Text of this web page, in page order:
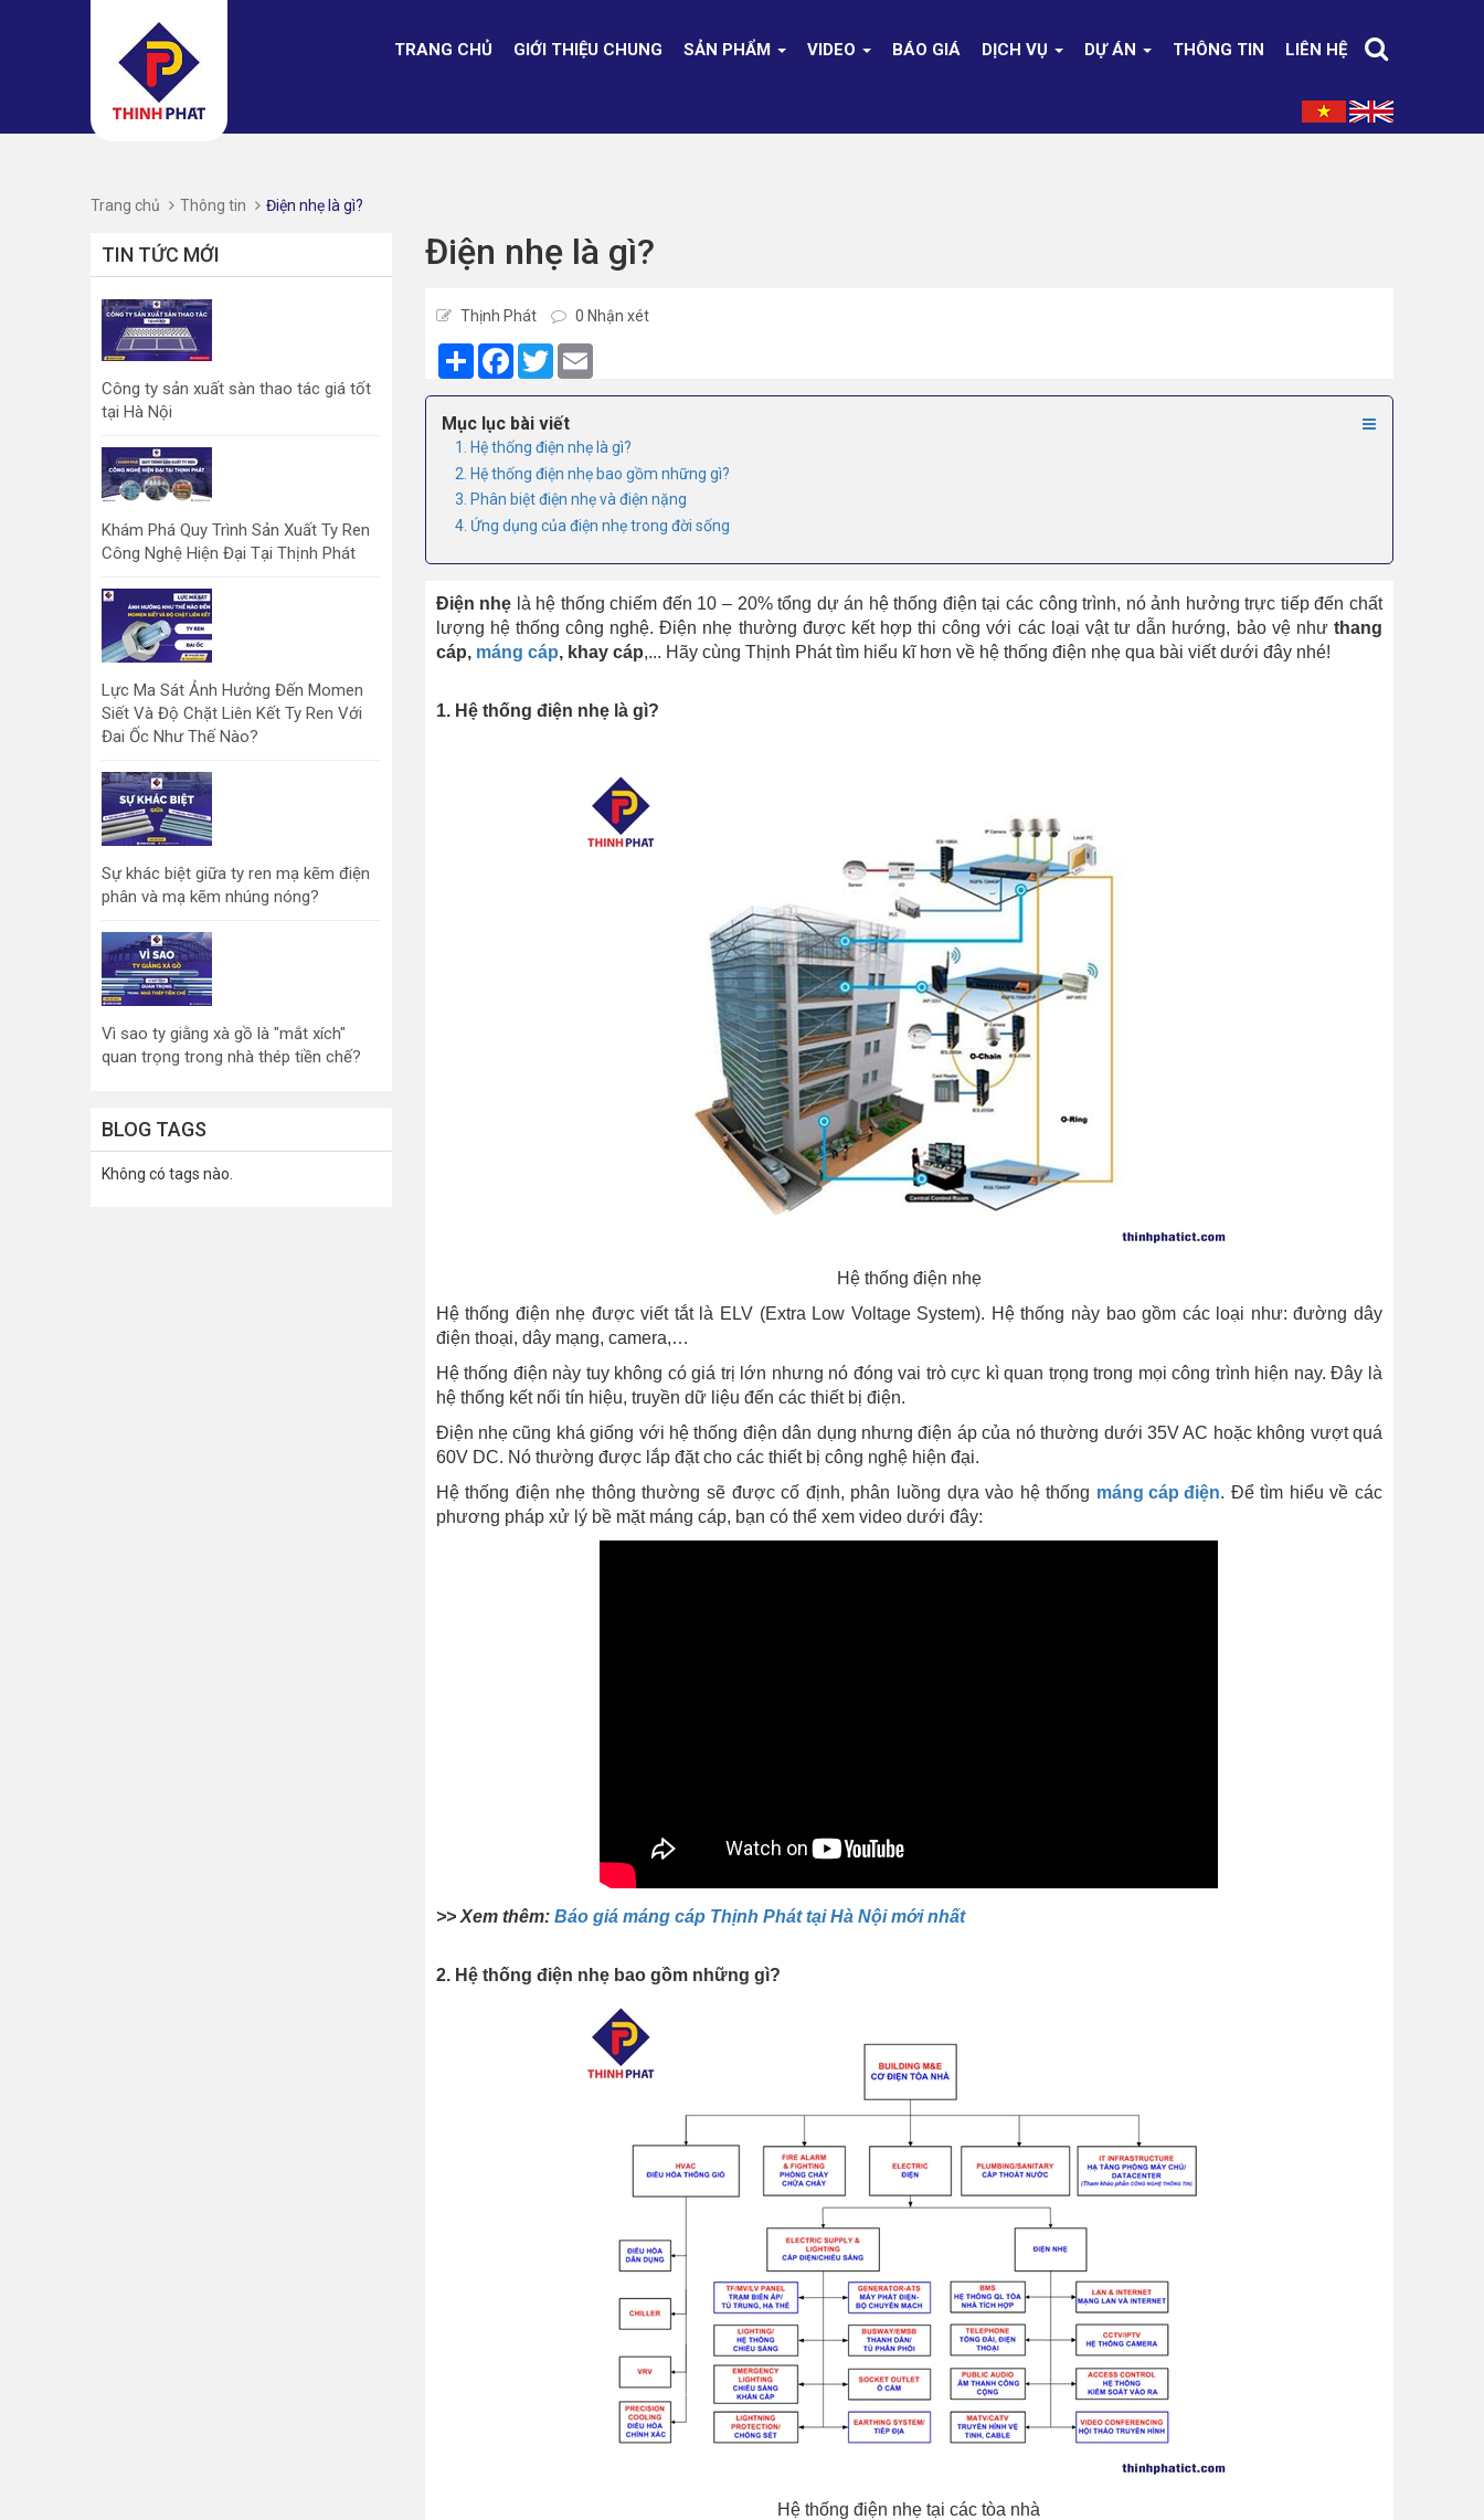
TRANG CHỦ GIỚI THIỆU CHUNG SẢN PHẨM VIDEO BÁO GIÁ DỊCH VỤ DỰ ÁN THÔNG TIN LIÊN HỆ
Trang chủ Thông tin Điện nhẹ là gì?
Điện nhẹ là gì?
Thịnh Phát 0 Nhận xét
ShareFacebook
TwitterEmail
Mục lục bài viết
1. Hệ thống điện nhẹ là gì?
2. Hệ thống điện nhẹ bao gồm những gì?
3. Phân biệt điện nhẹ và điện nặng
4. Ứng dụng của điện nhẹ trong đời sống
Điện nhẹ là hệ thống chiếm đến 10 – 20% tổng dự án hệ thống điện tại các công trình, nó ảnh hưởng trực tiếp đến chất
lượng hệ thống công nghệ. Điện nhẹ thường được kết hợp thi công với các loại vật tư dẫn hướng, bảo vệ như thang
cáp, máng cáp, khay cáp,... Hãy cùng Thịnh Phát tìm hiểu kĩ hơn về hệ thống điện nhẹ qua bài viết dưới đây nhé!
1. Hệ thống điện nhẹ là gì?
Hệ thống điện nhẹ
Hệ thống điện nhẹ được viết tắt là ELV (Extra Low Voltage System). Hệ thống này bao gồm các loại như: đường dây
điện thoại, dây mạng, camera,…
Hệ thống điện này tuy không có giá trị lớn nhưng nó đóng vai trò cực kì quan trọng trong mọi công trình hiện nay. Đây là
hệ thống kết nối tín hiệu, truyền dữ liệu đến các thiết bị điện.
Điện nhẹ cũng khá giống với hệ thống điện dân dụng nhưng điện áp của nó thường dưới 35V AC hoặc không vượt quá
60V DC. Nó thường được lắp đặt cho các thiết bị công nghệ hiện đại.
Hệ thống điện nhẹ thông thường sẽ được cố định, phân luồng dựa vào hệ thống máng cáp điện. Để tìm hiểu về các
phương pháp xử lý bề mặt máng cáp, bạn có thể xem video dưới đây:
>> Xem thêm: Báo giá máng cáp Thịnh Phát tại Hà Nội mới nhất
2. Hệ thống điện nhẹ bao gồm những gì?
Hệ thống điện nhẹ tại các tòa nhà
TIN TỨC MỚI
Công ty sản xuất sàn thao tác giá tốt
tại Hà Nội
Khám Phá Quy Trình Sản Xuất Ty Ren
Công Nghệ Hiện Đại Tại Thịnh Phát
Lực Ma Sát Ảnh Hưởng Đến Momen
Siết Và Độ Chặt Liên Kết Ty Ren Với
Đai Ốc Như Thế Nào?
Sự khác biệt giữa ty ren mạ kẽm điện
phân và mạ kẽm nhúng nóng?
Vì sao ty giằng xà gồ là "mắt xích"
quan trọng trong nhà thép tiền chế?
BLOG TAGS
Không có tags nào.